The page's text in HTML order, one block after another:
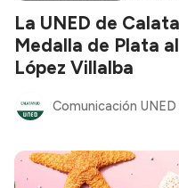
La UNED de
Medalla de Plata
López Villalba
Comunicación